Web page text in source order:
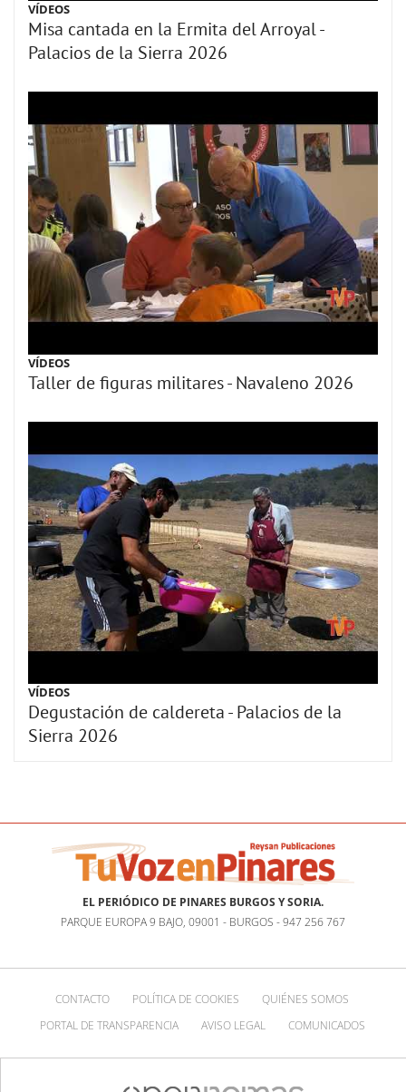
VÍDEOS
Misa cantada en la Ermita del Arroyal -
Palacios de la Sierra 2026
VÍDEOS
Taller de figuras militares - Navaleno 2026
VÍDEOS
Degustación de caldereta - Palacios de la
Sierra 2026
EL PERIÓDICO DE PINARES BURGOS Y SORIA.
PARQUE EUROPA 9 BAJO, 09001 - BURGOS - 947 256 767
CONTACTO POLÍTICA DE COOKIES
QUIÉNES SOMOS
PORTAL DE TRANSPARENCIA
AVISO LEGAL COMUNICADOS